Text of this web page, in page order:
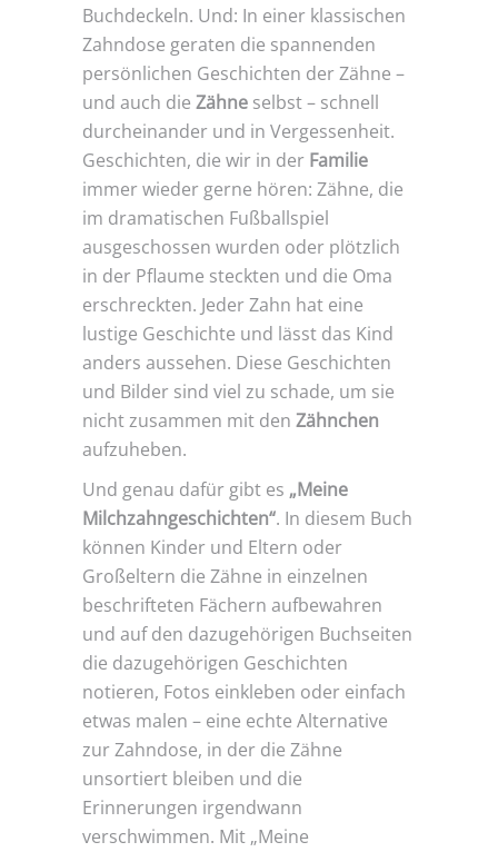
Buchdeckeln. Und: In einer klassischen
Zahndose geraten die spannenden
persönlichen Geschichten der Zähne –
und auch die Zähne selbst – schnell
durcheinander und in Vergessenheit.
Geschichten, die wir in der Familie
immer wieder gerne hören: Zähne, die
im dramatischen Fußballspiel
ausgeschossen wurden oder plötzlich
in der Pflaume steckten und die Oma
erschreckten. Jeder Zahn hat eine
lustige Geschichte und lässt das Kind
anders aussehen. Diese Geschichten
und Bilder sind viel zu schade, um sie
nicht zusammen mit den Zähnchen
aufzuheben.
Und genau dafür gibt es „Meine
Milchzahngeschichten“. In diesem Buch
können Kinder und Eltern oder
Großeltern die Zähne in einzelnen
beschrifteten Fächern aufbewahren
und auf den dazugehörigen Buchseiten
die dazugehörigen Geschichten
notieren, Fotos einkleben oder einfach
etwas malen – eine echte Alternative
zur Zahndose, in der die Zähne
unsortiert bleiben und die
Erinnerungen irgendwann
verschwimmen. Mit „Meine